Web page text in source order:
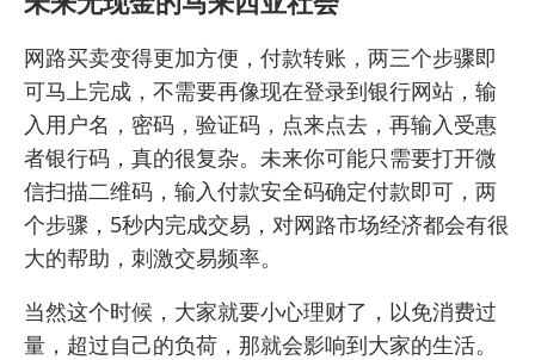
网路买卖变得更加方便，付款转账，两三个步骤即
可马上完成，不需要再像现在登录到银行网站，输
入用户名，密码，验证码，点来点去，再输入受惠
者银行码，真的很复杂。未来你可能只需要打开微
信扫描二维码，输入付款安全码确定付款即可，两
个步骤，5秒内完成交易，对网路市场经济都会有很
大的帮助，刺激交易频率。
当然这个时候，大家就要小心理财了，以免消费过
量，超过自己的负荷，那就会影响到大家的生活。